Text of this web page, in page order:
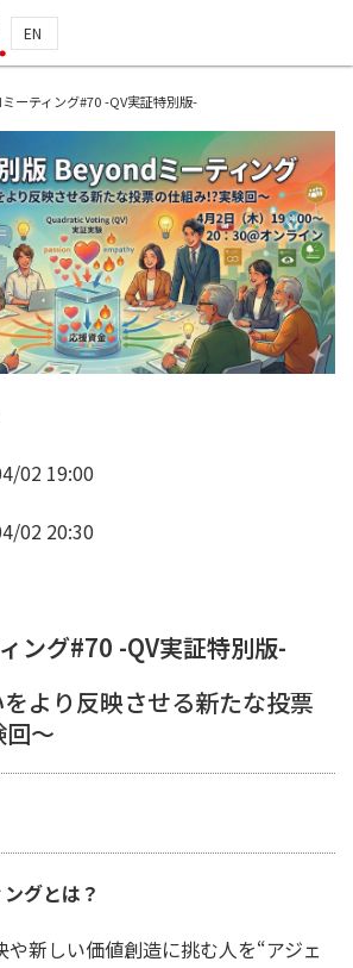
EN
ーティング#70 -QV実証特別版-
02 19:00
02 20:30
ング#70 -QV実証特別版-
より反映させる新たな投票
～
グとは？
新しい価値創造に挑む人を“アジェ